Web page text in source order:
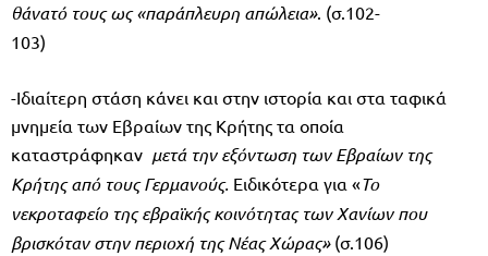
θάνατό τους ως «παράπλευρη απώλεια». (σ.102-
103)
-Ιδιαίτερη στάση κάνει και στην ιστορία και στα ταφικά
μνημεία των Εβραίων της Κρήτης τα οποία
καταστράφηκαν μετά την εξόντωση των Εβραίων της
Κρήτης από τους Γερμανούς. Ειδικότερα για «Το
νεκροταφείο της εβραϊκής κοινότητας των Χανίων που
βρισκόταν στην περιοχή της Νέας Χώρας»(σ.106)